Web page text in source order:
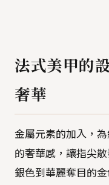
法式美甲的
奢華
金屬元素的加入，
的奢華感，讓指尖
銀色到華麗奪目的